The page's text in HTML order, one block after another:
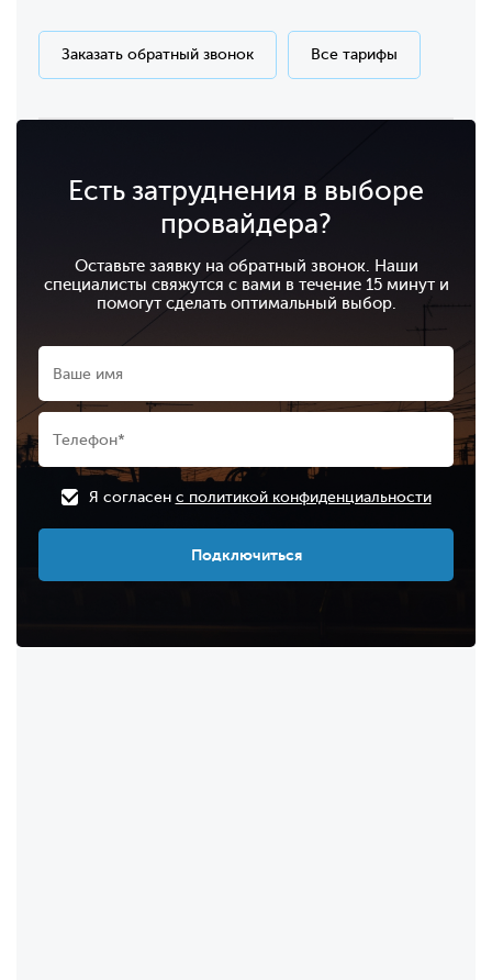
Заказать обратный звонок Все тарифы
Есть затруднения в выборе
провайдера?
Оставьте заявку на обратный звонок. Наши
специалисты свяжутся с вами в течение 15 минут и
помогут сделать оптимальный выбор.
Я согласен с политикой конфиденциальности
Подключиться